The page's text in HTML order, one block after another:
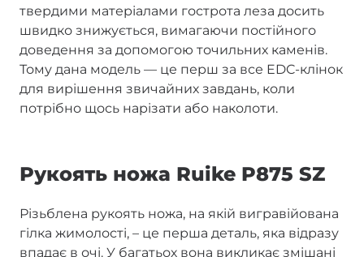
твердими матеріалами гострота леза досить
швидко знижується, вимагаючи постійного
доведення за допомогою точильних каменів.
Тому дана модель — це перш за все EDC-клінок
для вирішення звичайних завдань, коли
потрібно щось нарізати або наколоти.
Рукоять ножа Ruike P875 SZ
Різьблена рукоять ножа, на якій вигравійована
гілка жимолості, – це перша деталь, яка відразу
впадає в очі. У багатьох вона викликає змішані